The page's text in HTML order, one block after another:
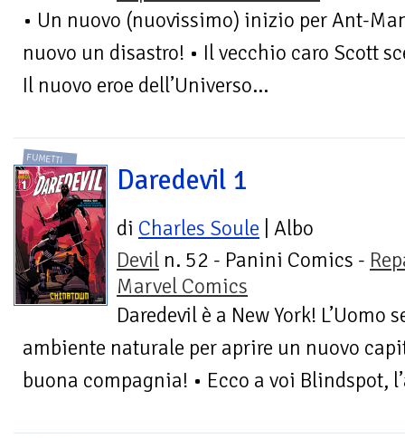
• Un nuovo (nuovissimo) inizio per Ant-
nuovo un disastro! • Il vecchio caro Scott
Il nuovo eroe dell’Universo...
FUMETTI
Daredevil 1
di Charles Soule | Albo
Devil n. 52 - Panini Comics -
Marvel Comics
Daredevil è a New York! L’Uomo
ambiente naturale per aprire un nuovo
buona compagnia! • Ecco a voi Blindspot,